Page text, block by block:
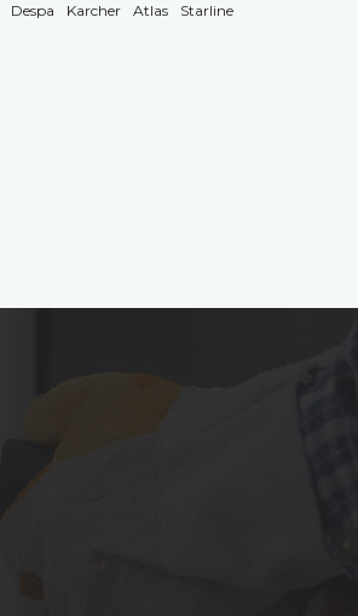
Despa Karcher Atlas
Starline